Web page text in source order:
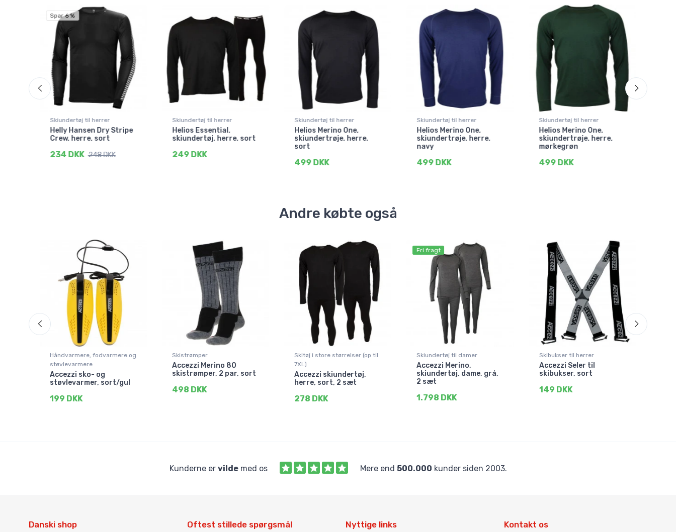
Spar 6 %
Skiundertøj til herrer
Helly Hansen Dry Stripe
Crew, herre, sort
234 DKK 248 DKK
Skiundertøj til herrer
Helios Essential,
skiundertøj, herre, sort
249 DKK
Skiundertøj til herrer
Helios Merino One,
skiundertrøje, herre,
sort
499 DKK
Skiundertøj til herrer
Helios Merino One,
skiundertrøje, herre,
navy
499 DKK
Skiundertøj til herrer
Helios Merino One,
skiundertrøje, herre,
mørkegrøn
499 DKK
Andre købte også
Håndvarmere, fodvarmere og
støvlevarmere
Accezzi sko- og
støvlevarmer, sort/gul
199 DKK
Skistrømper
Accezzi Merino 80
skistrømper, 2 par, sort
498 DKK
Skitøj i store størrelser (op til
7XL)
Accezzi skiundertøj,
herre, sort, 2 sæt
278 DKK
Fri fragt
Skiundertøj til damer
Accezzi Merino,
skiundertøj, dame, grå,
2 sæt
1.798 DKK
Skibukser til herrer
Accezzi Seler til
skibukser, sort
149 DKK
Kunderne er vildemed os Mere end 500.000 kunder siden 2003.
Danski shop Oftest stillede spørgsmål Nyttige links Kontakt os